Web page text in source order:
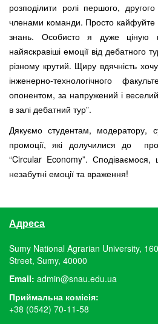
розподілити ролі першого,
членами команди. Просто кайфуйте
знань. Особисто я дуже ціную
найяскравіші емоції від дебатного
різному крутий. Щиру вдячність
інженерно-технологічного
опонентом, за напружений і
в залі дебатний тур”.
Дякуємо студентам, модератору,
промоції, які долучилися до
“Circular Economy”.
незабутні емоції та враження!
Адреса
Sumy National Agrarian University,
Street, Sumy, 40000
Email: admin@snau.edu.ua
Приймальна комісія:
+38 (0542) 70-11-58